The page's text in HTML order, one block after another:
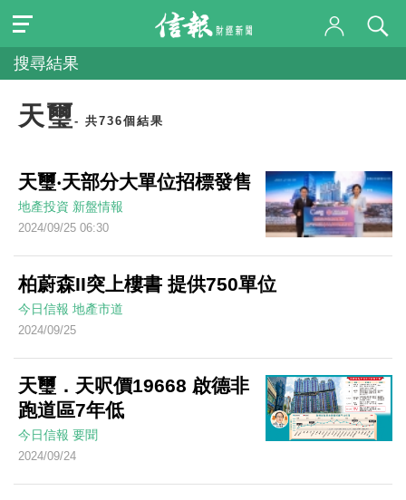
搜尋結果
天璽 - 共736個結果
天璽‧天部分大單位招標發售
地產投資 新盤情報
2024/09/25 06:30
柏蔚森II突上樓書 提供750單位
今日信報 地產市道
2024/09/25
天璽．天呎價19668 啟德非
跑道區7年低
今日信報 要聞
2024/09/24